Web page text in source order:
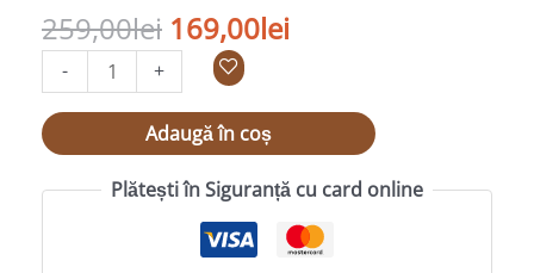
259,00lei 169,00lei
-
Perna
Bumbac
Finet,
cu
Imprimeu,
+
Adaugă în coș
Plătești în Siguranță cu card online